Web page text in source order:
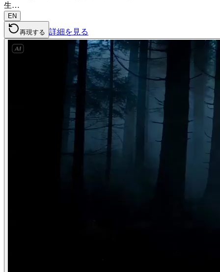
生…
EN
再現する 詳細を見る